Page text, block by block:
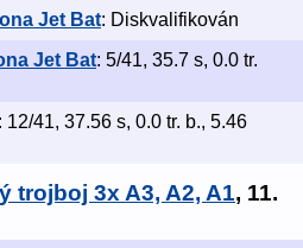
Jet Bat: Diskvalifikován
Jet Bat: 5/41, 35.7 s, 0.0 tr.
: 12/41, 37.56 s, 0.0 tr. b., 5.46
trojboj 3x A3, A2, A1, 11.